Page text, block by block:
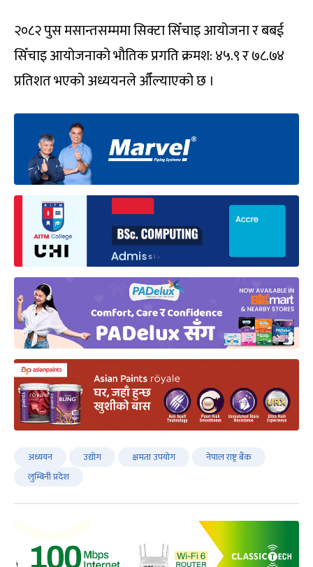
२०८२ पुस मसान्तसम्ममा सिक्टा सिँचाइ आयोजना र बबई
सिँचाइ आयोजनाको भौतिक प्रगति क्रमश: ४५.९ र ७८.७४
प्रतिशत भएको अध्ययनले औँल्याएको छ ।
अध्ययन उद्योग क्षमता उपयोग
नेपाल राष्ट्र बैंक
लुम्बिनी प्रदेश